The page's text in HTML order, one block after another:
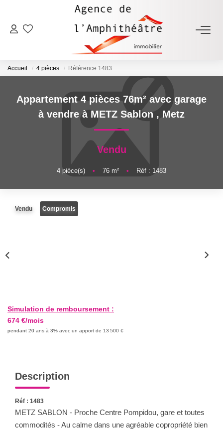
ACHETER
LOUER
ESTIMER
FAIRE GÉRER
NOTRE AGENCE
Accueil 4 pièces Référence 1483
Appartement 4 pièces 76m² avec garage
à vendre à METZ Sablon, Metz
Vendu
4 pièce(s) • 76 m² • Réf : 1483
Vendu Compromis
Simulation de remboursement :
674 €/mois
pendant 20 ans à 3% avec un apport de 13 500 €
Description
Réf : 1483
METZ SABLON - Proche Centre Pompidou, gare et toutes
commodités - Au calme dans une agréable copropriété bien